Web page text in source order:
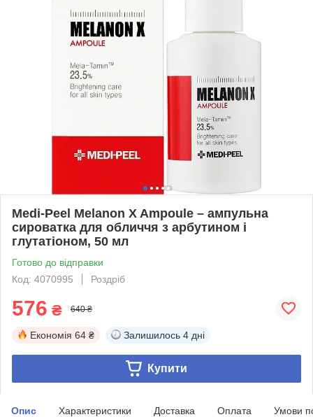
Medi-Peel Melanon X Ampoule – ампульна
сироватка для обличчя з арбутином і
глутатіоном, 50 мл
Готово до відправки
Код: 4070995
Роздріб
576 ₴ 640 ₴
Економія 64 ₴ Залишилось 4 дні
Купити
Опис Характеристики Доставка Оплата Умови